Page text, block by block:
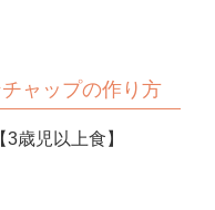
ャップの作り方
歳児以上食】